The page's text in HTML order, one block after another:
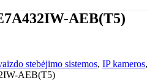
AEB(T5)
stebėjimo sistemos, IP kameros,
AEB(T5)